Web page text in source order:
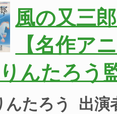
風の又三
【名作ア
んたろう
んたろう
出演